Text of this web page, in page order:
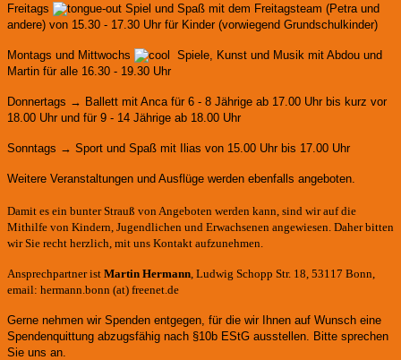
Freitags
Spiel und Spaß mit dem Freitagsteam (Petra und
andere) von 15.30 - 17.30 Uhr für Kinder (vorwiegend Grundschulkinder)
Montags und Mittwochs
Spiele, Kunst und Musik mit Abdou und
Martin für alle 16.30 - 19.30 Uhr
Donnertags → Ballett mit Anca für 6 - 8 Jährige ab 17.00 Uhr bis kurz vor
18.00 Uhr und für 9 - 14 Jährige ab 18.00 Uhr
Sonntags → Sport und Spaß mit Ilias von 15.00 Uhr bis 17.00 Uhr
Weitere Veranstaltungen und Ausflüge werden ebenfalls angeboten.
Damit es ein bunter Strauß von Angeboten werden kann, sind wir auf die
Mithilfe von Kindern, Jugendlichen und Erwachsenen angewiesen. Daher bitten
wir Sie recht herzlich, mit uns Kontakt aufzunehmen.
Ansprechpartner ist Martin Hermann , Ludwig Schopp Str. 18, 53117 Bonn,
email: hermann.bonn (at) freenet.de
Gerne nehmen wir Spenden entgegen, für die wir Ihnen auf Wunsch eine
Spendenquittung abzugsfähig nach §10b EStG ausstellen. Bitte sprechen
Sie uns an.